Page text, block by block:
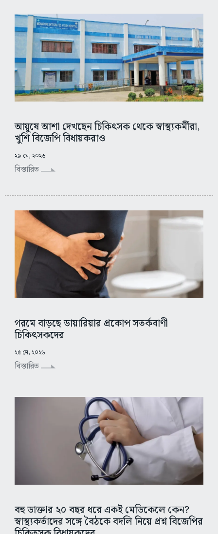
আয়ুষে আশা দেখছেন চিকিৎসক থেকে স্বাস্থ্যকর্মীরা,
খুশি বিজেপি বিধায়করাও
২৯ মে, ২০২৬
বিস্তারিত
গরমে বাড়ছে ডায়ারিয়ার প্রকোপ সতর্কবাণী
চিকিৎসকদের
২৫ মে, ২০২৬
বিস্তারিত
বহু ডাক্তার ২০ বছর ধরে একই মেডিকেলে কেন?
স্বাস্থ্যকর্তাদের সঙ্গে বৈঠকে বদলি নিয়ে প্রশ্ন বিজেপির